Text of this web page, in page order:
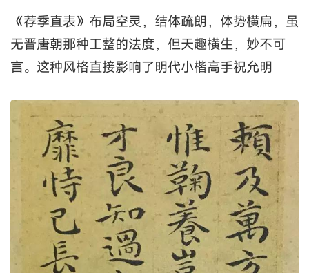
《荐季直表》布局空灵，结体疏朗，体势横扁，虽
无晋唐朝那种工整的法度，但天趣横生，妙不可
言。这种风格直接影响了明代小楷高手祝允明